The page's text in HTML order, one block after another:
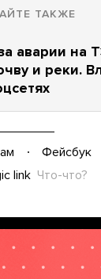
ТАКЖЕ
аварии на
и реки.
Фейсбук
link Что-что?